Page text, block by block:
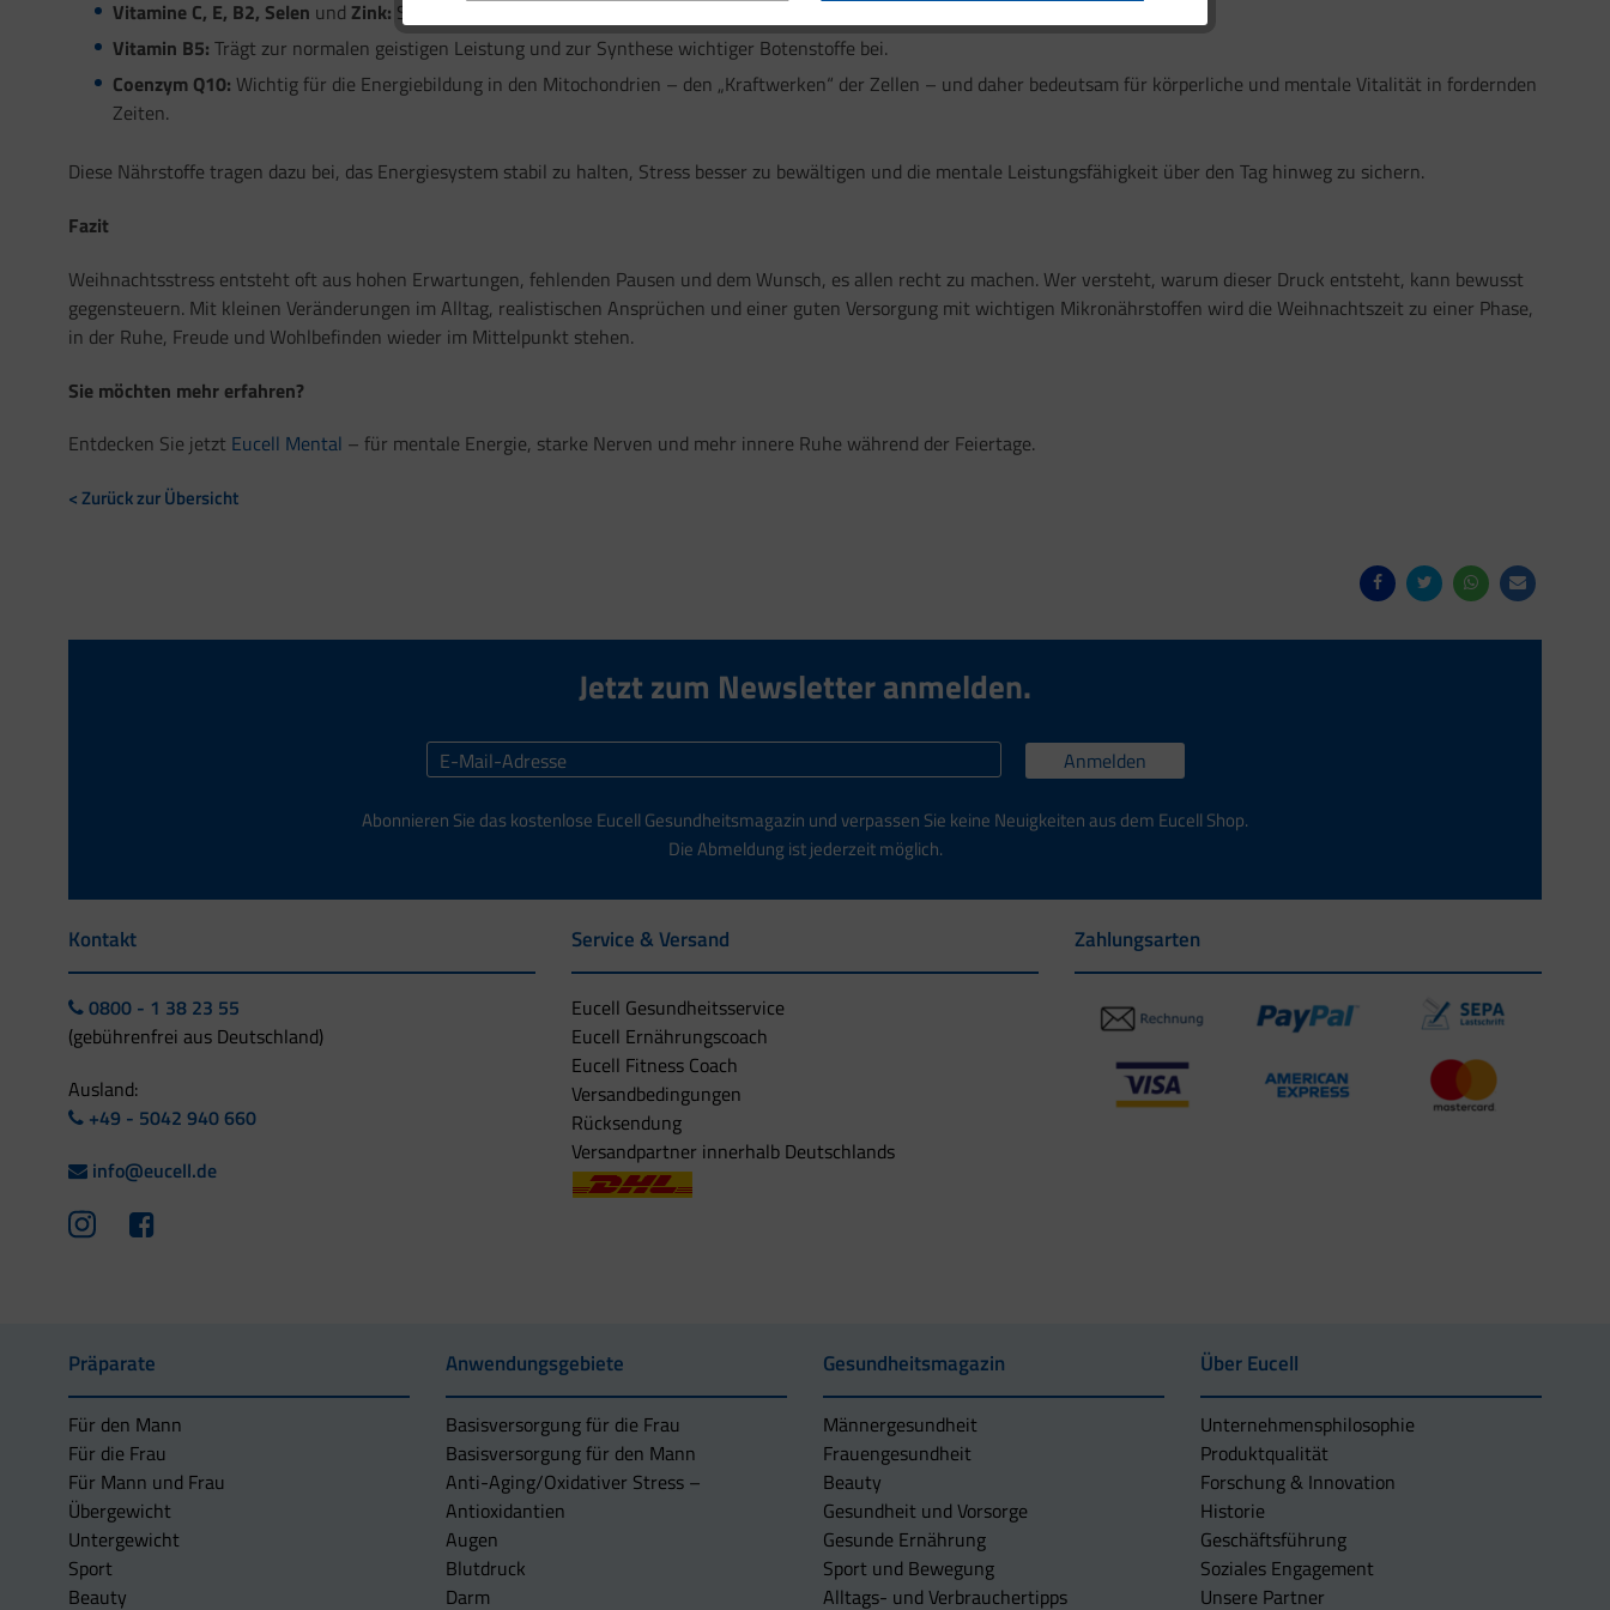
Vitamine C, E, B2, Selen und Zink: Schützen die Zellen vor oxidativem Stress.
Vitamin B5: Trägt zur normalen geistigen Leistung und zur Synthese wichtiger Botenstoffe bei.
Coenzym Q10: Wichtig für die Energiebildung in den Mitochondrien – den „Kraftwerken“ der Zellen – und daher bedeutsam für körperliche und mentale Vitalität in fordernden
Zeiten.
Diese Nährstoffe tragen dazu bei, das Energiesystem stabil zu halten, Stress besser zu bewältigen und die mentale Leistungsfähigkeit über den Tag hinweg zu sichern.
Fazit
Weihnachtsstress entsteht oft aus hohen Erwartungen, fehlenden Pausen und dem Wunsch, es allen recht zu machen. Wer versteht, warum dieser Druck entsteht, kann bewusst
gegensteuern. Mit kleinen Veränderungen im Alltag, realistischen Ansprüchen und einer guten Versorgung mit wichtigen Mikronährstoffen wird die Weihnachtszeit zu einer Phase,
in der Ruhe, Freude und Wohlbefinden wieder im Mittelpunkt stehen.
Sie möchten mehr erfahren?
Entdecken Sie jetzt Eucell Mental – für mentale Energie, starke Nerven und mehr innere Ruhe während der Feiertage.
< Zurück zur Übersicht
Jetzt zum Newsletter anmelden.
Anmelden
Abonnieren Sie das kostenlose Eucell Gesundheitsmagazin und verpassen Sie keine Neuigkeiten aus dem Eucell Shop.
Die Abmeldung ist jederzeit möglich.
Kontakt
0800 - 1 38 23 55
(gebührenfrei aus Deutschland)
Ausland:
+49 - 5042 940 660
info@eucell.de
Service & Versand
Eucell Gesundheitsservice
Eucell Ernährungscoach
Eucell Fitness Coach
Versandbedingungen
Rücksendung
Versandpartner innerhalb Deutschlands
Zahlungsarten
Präparate
Für den Mann
Für die Frau
Für Mann und Frau
Übergewicht
Untergewicht
Sport
Beauty
Anwendungsgebiete
Basisversorgung für die Frau
Basisversorgung für den Mann
Anti-Aging/Oxidativer Stress –
Antioxidantien
Augen
Blutdruck
Darm
Gesundheitsmagazin
Männergesundheit
Frauengesundheit
Beauty
Gesundheit und Vorsorge
Gesunde Ernährung
Sport und Bewegung
Alltags- und Verbrauchertipps
Über Eucell
Unternehmens­philosophie
Produktqualität
Forschung & Innovation
Historie
Geschäftsführung
Soziales Engagement
Unsere Partner